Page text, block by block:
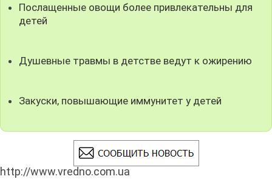
Послащенные овощи более привлекательны для
детей
Душевные травмы в детстве ведут к ожирению
Закуски, повышающие иммунитет у детей
http://www.vredno.com.ua